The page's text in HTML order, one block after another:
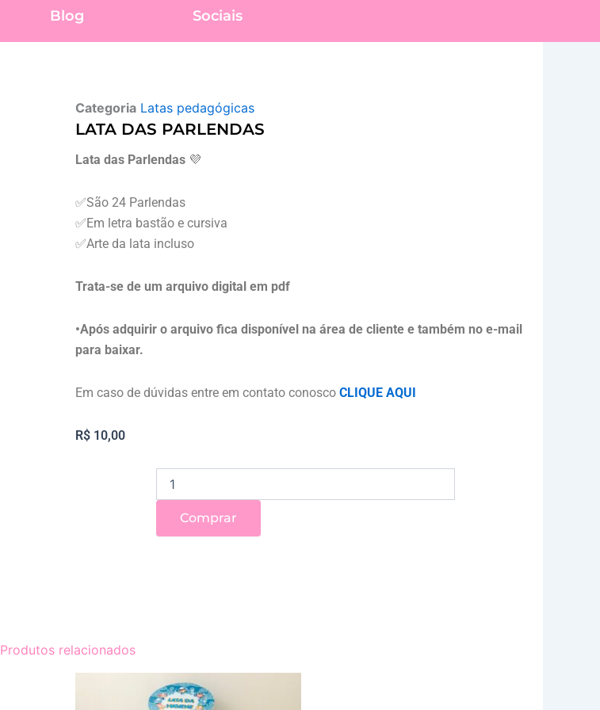
Blog Sociais
Categoria Latas pedagógicas
LATA DAS PARLENDAS
Lata das Parlendas 💜
✅São 24 Parlendas
✅Em letra bastão e cursiva
✅Arte da lata incluso
Trata-se de um arquivo digital em pdf
•Após adquirir o arquivo fica disponível na área de cliente e também no e-mail
para baixar.
Em caso de dúvidas entre em contato conosco CLIQUE AQUI
R$ 10,00
DAS
quantidade
Comprar
Produtos relacionados